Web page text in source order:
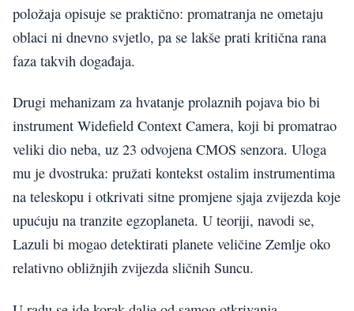
položaja opisuje se praktično: promatranja ne ometaju
oblaci ni dnevno svjetlo, pa se lakše prati kritična rana
faza takvih događaja.
Drugi mehanizam za hvatanje prolaznih pojava bio bi
instrument Widefield Context Camera, koji bi promatrao
veliki dio neba, uz 23 odvojena CMOS senzora. Uloga
mu je dvostruka: pružati kontekst ostalim instrumentima
na teleskopu i otkrivati sitne promjene sjaja zvijezda koje
upućuju na tranzite egzoplaneta. U teoriji, navodi se,
Lazuli bi mogao detektirati planete veličine Zemlje oko
relativno obližnjih zvijezda sličnih Suncu.